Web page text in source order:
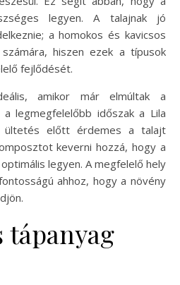
legyen. A talajnak jó
a homokos és kavicsos
hiszen ezek a típusok
fejlődését.
amikor már elmúltak a
legmegfelelőbb időszak a Lila
ültetés előtt érdemes a talajt
keverni hozzá, hogy a
legyen. A megfelelő hely
ahhoz, hogy a növény
tápanyag